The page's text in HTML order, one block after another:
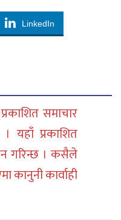
LinkedIn
समाचार
यहाँ प्रकाशित
गरिन्छ । कसैले
कानुनी कार्वाही